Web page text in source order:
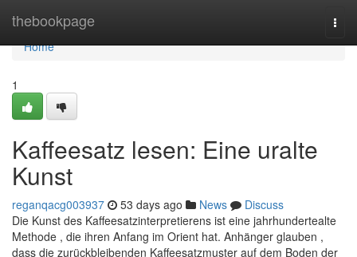
thebookpage
Home
Home
1
Kaffeesatz lesen: Eine uralte
Kunst
reganqacg003937 53 days ago News
Discuss
Die Kunst des Kaffeesatzinterpretierens ist eine jahrhundertealte
Methode , die ihren Anfang im Orient hat. Anhänger glauben ,
dass die zurückbleibenden Kaffeesatzmuster auf dem Boden der